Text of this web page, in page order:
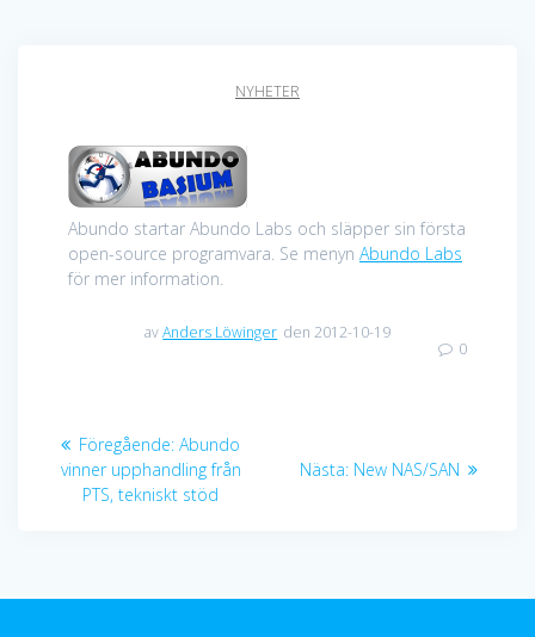
NYHETER
Abundo startar Abundo Labs och släpper sin första
open-source programvara. Se menyn Abundo Labs
för mer information.
avAnders Löwinger den 2012-10-19
0
Inläggsnavigering
Föregående: Föregående
inlägg:
Abundo
vinner upphandling från
PTS, tekniskt stöd
Nästa: Nästa
New NAS/SAN